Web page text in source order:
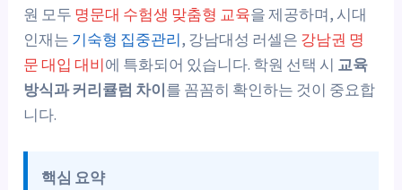
원 모두 명문대 수험생 맞춤형 교육을 제공하며, 시대
인재는 기숙형 집중관리, 강남대성 러셀은 강남권 명
문 대입 대비에 특화되어 있습니다. 학원 선택 시 교육
방식과 커리큘럼 차이를 꼼꼼히 확인하는 것이 중요합
니다.
핵심 요약